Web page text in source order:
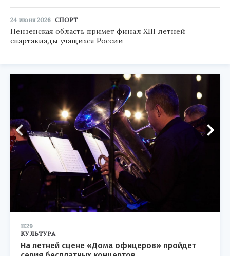
24 июня 2026 СПОРТ
Пензенская область примет финал XIII летней
спартакиады учащихся России
11:29
КУЛЬТУРА
На летней сцене «Дома офицеров» пройдет